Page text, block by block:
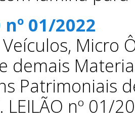
nº 01/2022
Micro
demais
Patrimoniais
nº 01/